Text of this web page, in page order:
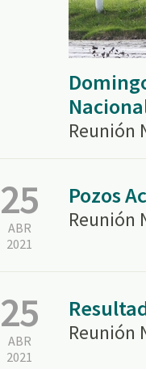
Reunión
25
ABR
2021
Pozos
Reunión
25
ABR
2021
Reunión